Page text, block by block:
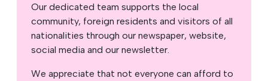
Our dedicated team supports the local
community, foreign residents and visitors of all
nationalities through our newspaper, website,
social media and our newsletter.
We appreciate that not everyone can afford to